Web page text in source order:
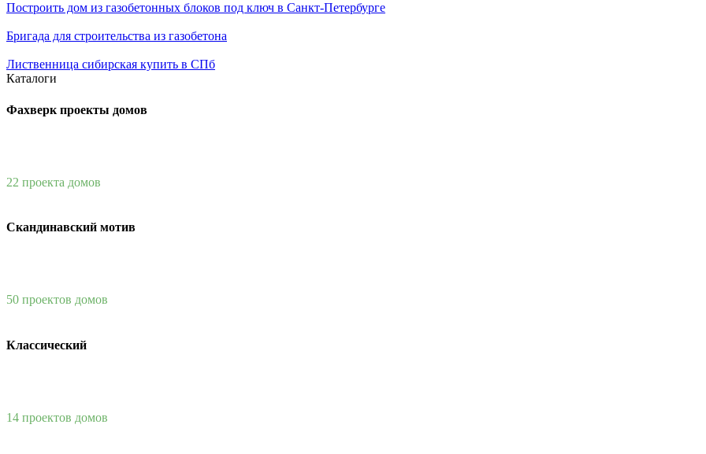
Построить дом из газобетонных блоков под ключ в Санкт-Петербурге
Бригада для строительства из газобетона
Лиственница сибирская купить в СПб
Каталоги
Фахверк проекты домов
22 проекта домов
Скандинавский мотив
50 проектов домов
Классический
14 проектов домов